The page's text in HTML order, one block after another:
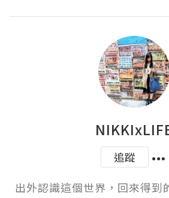
追蹤
出外認識這個世界，回來得到